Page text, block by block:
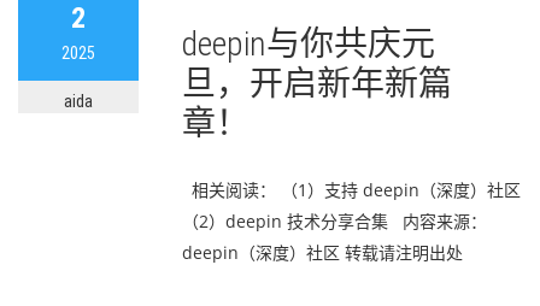
2
2025
aida
deepin与你共庆元
旦，开启新年新篇
章！
相关阅读： （1）支持 deepin（深度）社区
（2）deepin 技术分享合集 内容来源：
deepin（深度）社区 转载请注明出处